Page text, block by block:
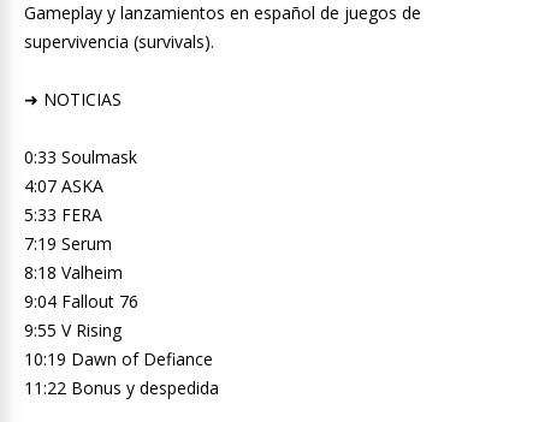
Gameplay y lanzamientos en español de juegos de
supervivencia (survivals).
➜ NOTICIAS
0:33 Soulmask
4:07 ASKA
5:33 FERA
7:19 Serum
8:18 Valheim
9:04 Fallout 76
9:55 V Rising
10:19 Dawn of Defiance
11:22 Bonus y despedida